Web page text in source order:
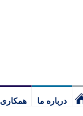
درباره ما همکاری